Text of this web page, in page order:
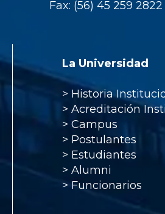
Fax: (56) 45 259 2822
La Universidad
> Historia
> Acreditación
> Campus
> Postulantes
> Estudiantes
> Alumni
> Funcionarios